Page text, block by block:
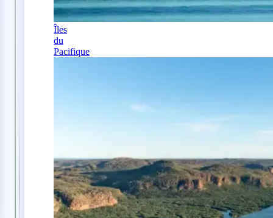
Îles
du
Pacifique